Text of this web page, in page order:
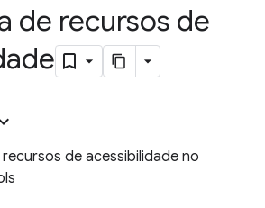
de recursos de
de acessibilidade no